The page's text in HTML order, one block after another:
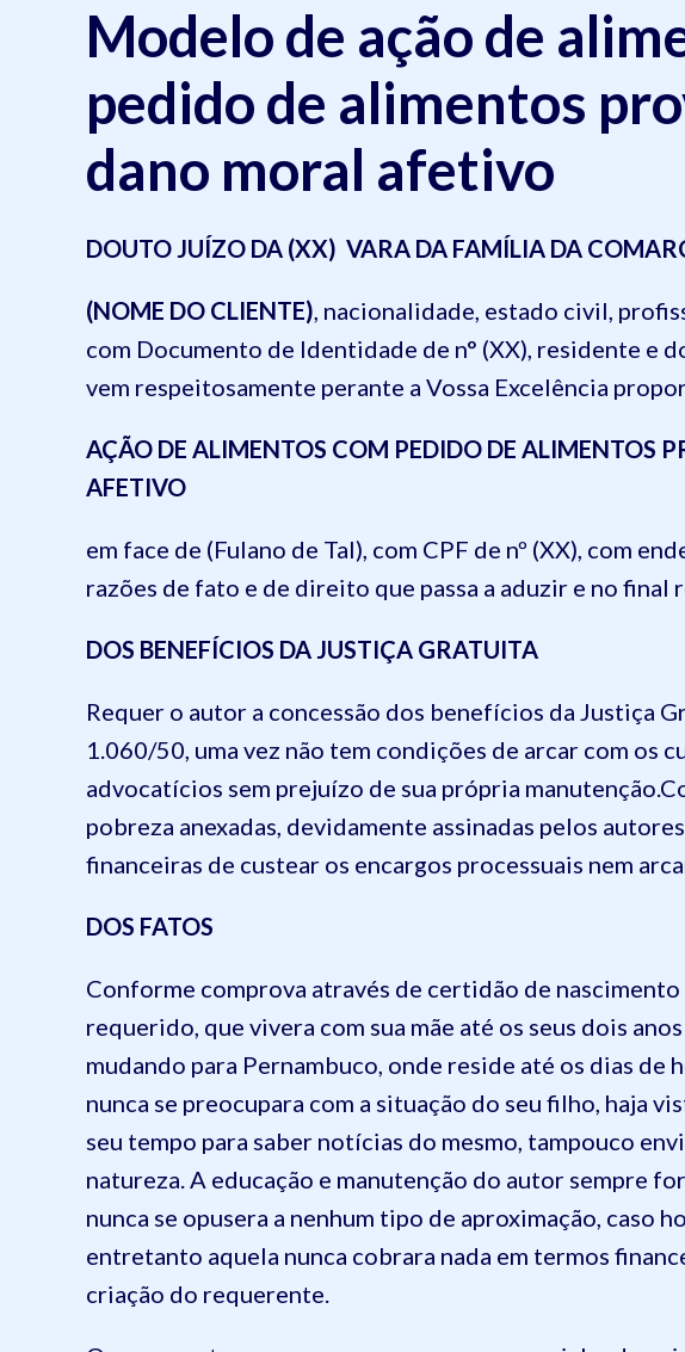
Modelo de ação de
pedido de alimentos
dano moral afetivo
DOUTO JUÍZO DA (XX) VARA DA FAMÍLIA DA
(NOME DO CLIENTE) , nacionalidade, estado civil,
com Documento de Identidade de n° (XX), residente e
vem respeitosamente perante a Vossa Excelência
AÇÃO DE ALIMENTOS COM PEDIDO DE ALIMENTOS
AFETIVO
em face de (Fulano de Tal), com CPF de nº (XX), com
razões de fato e de direito que passa a aduzir e no final
DOS BENEFÍCIOS DA JUSTIÇA GRATUITA
Requer o autor a concessão dos benefícios da Justiça
1.060/50, uma vez não tem condições de arcar com os
advocatícios sem prejuízo de sua própria
pobreza anexadas, devidamente assinadas pelos
financeiras de custear os encargos processuais nem
DOS FATOS
Conforme comprova através de certidão de
requerido, que vivera com sua mãe até os seus dois
mudando para Pernambuco, onde reside até os dias de
nunca se preocupara com a situação do seu filho, haja
seu tempo para saber notícias do mesmo, tampouco
natureza. A educação e manutenção do autor sempre
nunca se opusera a nenhum tipo de aproximação, caso
entretanto aquela nunca cobrara nada em termos
criação do requerente.